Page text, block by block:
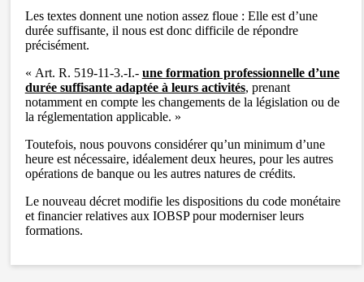
Les textes donnent une notion assez floue : Elle est d’une
durée suffisante, il nous est donc difficile de répondre
précisément.
« Art. R. 519-11-3.-I.- une formation professionnelle d’une
durée suffisante adaptée à leurs activités, prenant
notamment en compte les changements de la législation ou de
la réglementation applicable. »
Toutefois, nous pouvons considérer qu’un minimum d’une
heure est nécessaire, idéalement deux heures, pour les autres
opérations de banque ou les autres natures de crédits.
Le nouveau décret modifie les dispositions du code monétaire
et financier relatives aux IOBSP pour moderniser leurs
formations.